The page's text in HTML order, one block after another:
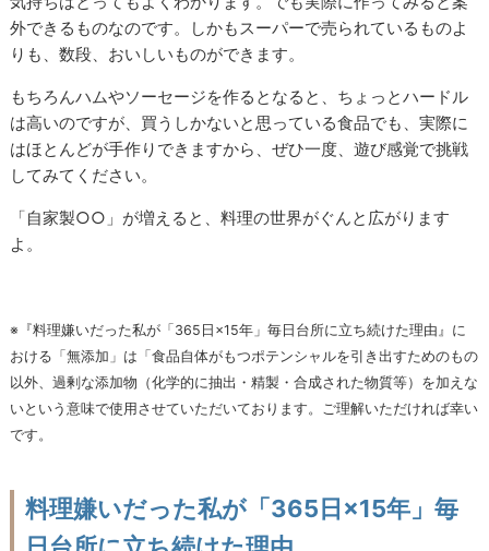
外できるものなのです。しかもスーパーで売られているものよ
りも、数段、おいしいものができます。
もちろんハムやソーセージを作るとなると、ちょっとハードル
は高いのですが、買うしかないと思っている食品でも、実際に
はほとんどが手作りできますから、ぜひ一度、遊び感覚で挑戦
してみてください。
「自家製○○」が増えると、料理の世界がぐんと広がります
よ。
※『料理嫌いだった私が「365日×15年」毎日台所に立ち続けた理由』に
おける「無添加」は「食品自体がもつポテンシャルを引き出すためのもの
以外、過剰な添加物（化学的に抽出・精製・合成された物質等）を加えな
いという意味で使用させていただいております。ご理解いただければ幸い
です。
料理嫌いだった私が「365日×15年」毎